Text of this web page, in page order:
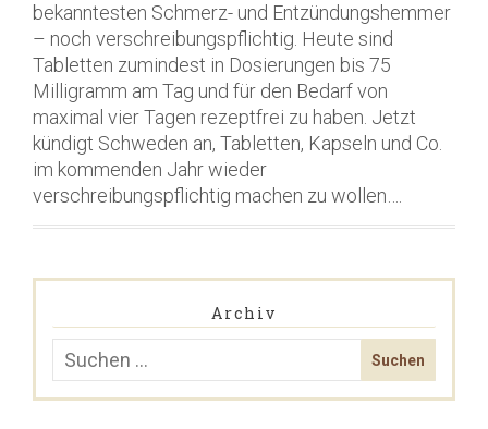
bekanntesten Schmerz- und Entzündungshemmer
– noch verschreibungspflichtig. Heute sind
Tabletten zumindest in Dosierungen bis 75
Milligramm am Tag und für den Bedarf von
maximal vier Tagen rezeptfrei zu haben. Jetzt
kündigt Schweden an, Tabletten, Kapseln und Co.
im kommenden Jahr wieder
verschreibungspflichtig machen zu wollen….
Archiv